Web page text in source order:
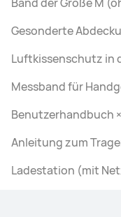
Gesonderte
Luftkissenschutz in
Messband für
Benutzerhandbuch ×
Anleitung zum
Ladestation (mit